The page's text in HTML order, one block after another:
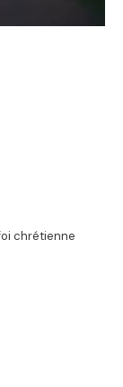
chrétienne